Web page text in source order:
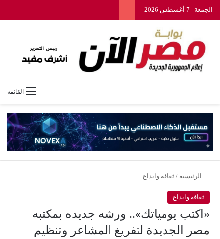
الجمعة - 7 أغسطس 2026
القائمة
الرئيسية / ثقافة وابداع
ثقافة وابداع
«اكتب يومياتك».. ورشة جديدة بمكتبة
مصر الجديدة لتفريغ المشاعر وتنظيم